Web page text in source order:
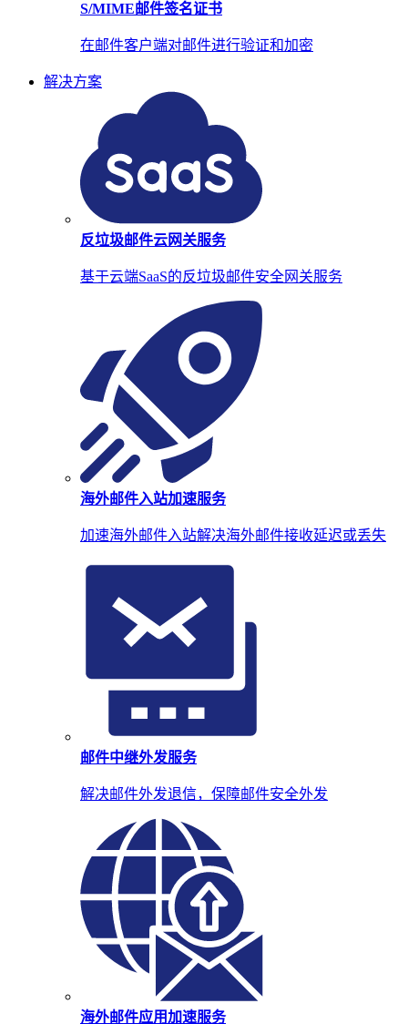
S/MIME邮件签名证书
在邮件客户端对邮件进行验证和加密
解决方案
反垃圾邮件云网关服务
基于云端SaaS的反垃圾邮件安全网关服务
海外邮件入站加速服务
加速海外邮件入站解决海外邮件接收延迟或丢失
邮件中继外发服务
解决邮件外发退信，保障邮件安全外发
海外邮件应用加速服务